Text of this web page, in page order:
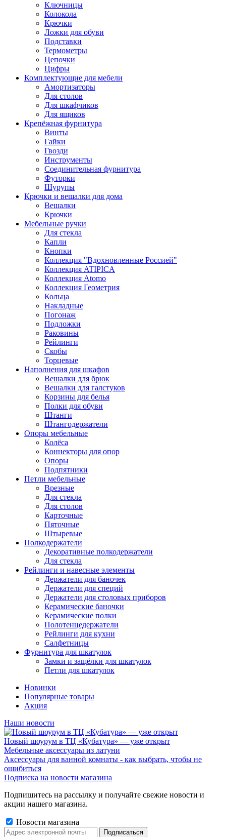
Ключницы
Колокола
Крючки
Ложки для обуви
Подставки
Термометры
Цепочки
Цифры
Комплектующие для мебели
Амортизаторы
Для столов
Для шкафчиков
Для ящиков
Крепёжная фурнитура
Винты
Гайки
Гвозди
Инструменты
Соединительная фурнитура
Футорки
Шурупы
Крючки и вешалки для дома
Вешалки
Крючки
Мебельные ручки
Для стекла
Капли
Кнопки
Коллекция "Вдохновленные Россией"
Коллекция ATIPICA
Коллекция Atomo
Коллекция Геометрия
Кольца
Накладные
Погонаж
Подложки
Раковины
Рейлинги
Скобы
Торцевые
Наполнения для шкафов
Вешалки для брюк
Вешалки для галстуков
Корзины для белья
Полки для обуви
Штанги
Штангодержатели
Опоры мебельные
Колёса
Коннекторы для опор
Опоры
Подпятники
Петли мебельные
Врезные
Для стекла
Для столов
Карточные
Пяточные
Штыревые
Полкодержатели
Декоративные полкодержатели
Для стекла
Рейлинги и навесные элементы
Держатели для баночек
Держатели для специй
Держатели для столовых приборов
Керамические баночки
Керамические полки
Полотенцедержатели
Рейлинги для кухни
Салфетницы
Фурнитура для шкатулок
Замки и защёлки для шкатулок
Петли для шкатулок
Новинки
Популярные товары
Акция
Наши новости
Новый шоурум в ТЦ «Кубатура» — уже открыт
Мебельные аксессуары из латуни
Аксессуары для ванной комнаты - как выбрать, чтобы не
ошибиться
Подписка на новости магазина
Подпишитесь на рассылку и получайте свежие новости и
акции нашего магазина.
Новости магазина